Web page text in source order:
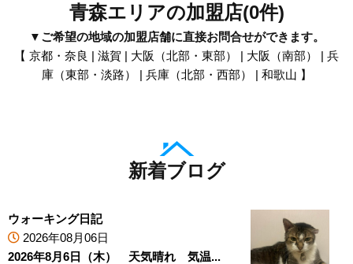
青森エリアの加盟店(0件)
▼ご希望の地域の加盟店舗に直接お問合せができます。
【 京都・奈良 | 滋賀 | 大阪（北部・東部） | 大阪（南部） | 兵
庫（東部・淡路）
| 兵庫（北部・西部） | 和歌山 】
新着ブログ
ウォーキング日記
2026年08月06日
2026年8月6日（木） 天気晴れ 気温...